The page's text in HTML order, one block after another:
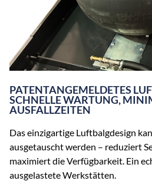
PATENTANGEMELDETES
SCHNELLE WARTUNG,
AUSFALLZEITEN
Das einzigartige Luftbalgdesign
ausgetauscht werden – reduziert
maximiert die Verfügbarkeit. Ein
ausgelastete Werkstätten.